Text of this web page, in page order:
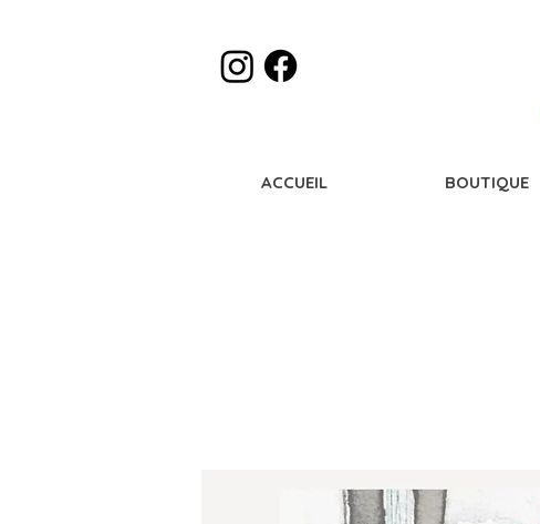
ACCUEIL BOUTIQUE